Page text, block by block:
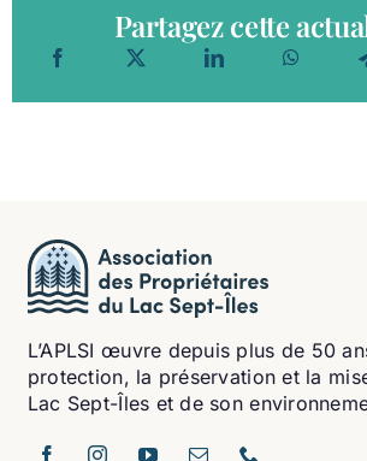
Partagez cette
L’APLSI œuvre depuis plus de 50
protection, la préservation et la
Lac Sept-Îles et de son